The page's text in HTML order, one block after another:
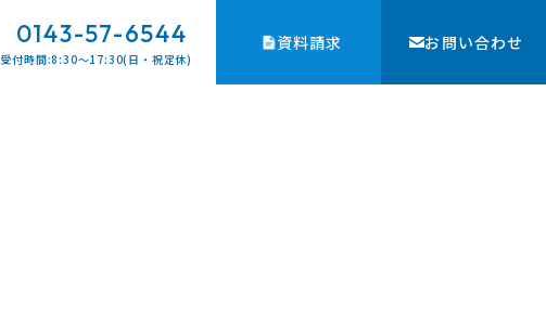
0143-57-6544
受付時間:8:30〜17:30(日・祝定休)
資料請求 お問い合わせ